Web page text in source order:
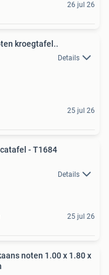
26 jul 26
kroegtafel..
Details
25 jul 26
- T1684
Details
25 jul 26
noten 1.00 x 1.80 x